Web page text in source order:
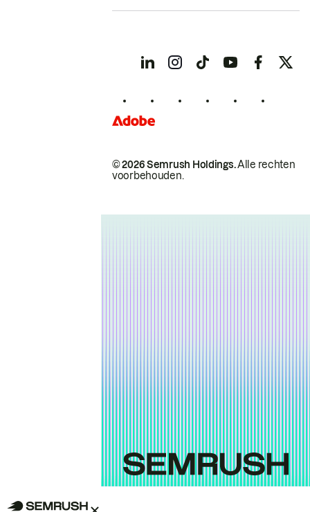
© 2026 Semrush Holdings.Alle rechten
voorbehouden.